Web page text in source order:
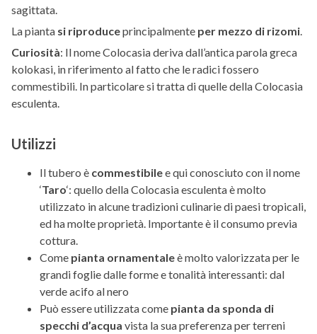
sagittata.
La pianta si riproduceprincipalmente per mezzo di rizomi.
Curiosità: Il nome Colocasia deriva dall’antica parola greca
kolokasi, in riferimento al fatto che le radici fossero
commestibili. In particolare si tratta di quelle della Colocasia
esculenta.
Utilizzi
Il tubero è commestibilee qui conosciuto con il nome
‘Taro‘: quello della Colocasia esculenta è molto
utilizzato in alcune tradizioni culinarie di paesi tropicali,
ed ha molte proprietà. Importante è il consumo previa
cottura.
Come pianta ornamentaleè molto valorizzata per le
grandi foglie dalle forme e tonalità interessanti: dal
verde acifo al nero
Può essere utilizzata come pianta da sponda di
specchi d’acqua vista la sua preferenza per terreni